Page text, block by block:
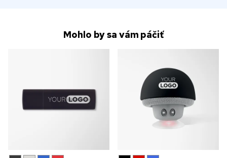
Mohlo by sa vám páčiť